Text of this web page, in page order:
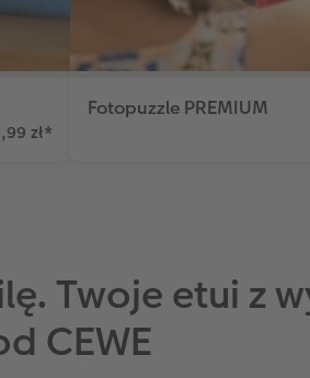
zł*
Fotopuzzle PREMIUM
Twoje etui z
CEWE